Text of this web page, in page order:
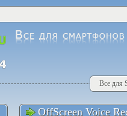
Все для
OffScreen Voice